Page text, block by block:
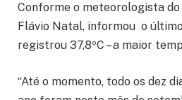
Conforme o meteorologista
Flávio Natal, informou o
registrou 37,8ºC – a maior
“Até o momento, todo os dez